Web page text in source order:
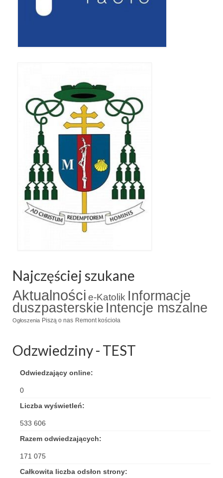
Wielki Czwartek 2019
Wyklętych” 2019
Pielęgnacja drzew
Nasza parafia z lotu ptaka
Stare fotografie
Galerie 2018
Pasterka 2018
Remont kościoła
100 lecie Niepodległości
Triduum Św. St. Kostka 2018
Narodowy Dzień Pamięci “Żołnierzy
Wyklętych” 2018
Galerie 2017
Kancelaria
Zaprzyjaźnione strony
Najczęściej szukane
Aktualności e-Katolik Informacje
duszpasterskie Intencje mszalne
Ogłoszenia Piszą o nas Remont kościoła
Odzwiedziny - TEST
Odwiedzający online:
0
Liczba wyświetleń:
533 606
Razem odwiedzających:
171 075
Całkowita liczba odsłon strony: